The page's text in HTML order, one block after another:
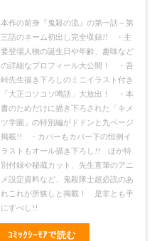
本作の前身『鬼殺の流』の第一話～第
三話のネーム初出し完全収録!! ・主
要登場人物の誕生日や年齢、趣味など
の詳細なプロフィール大公開！ ・吾
峠先生描き下ろしのミニイラスト付き
「大正コソコソ噂話」大放出！ ・本
書のためだけに描き下ろされた「キメ
ツ学園」の特別編がドドンと九ページ
掲載!! ・カバーもカバー下の恒例イ
ラストもオール描き下ろし!! ほか特
別付録や秘蔵カット、先生直筆のアニ
メ設定資料など、鬼殺隊士超必読のあ
れこれが所狭しと掲載！ 是非とも手
にすべし!!
ｺﾐｯｸｼｰﾓｱで読む